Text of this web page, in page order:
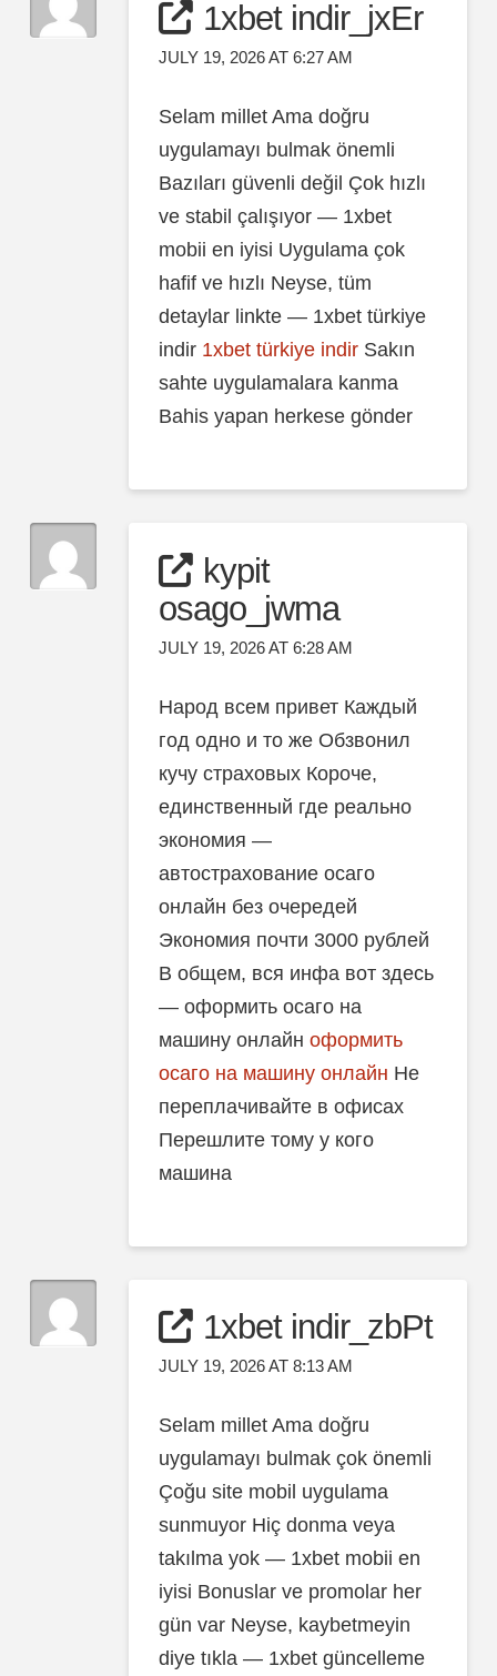
1xbet indir_jxEr
JULY 19, 2026 AT 6:27 AM
Selam millet Ama doğru
uygulamayı bulmak önemli
Bazıları güvenli değil Çok hızlı
ve stabil çalışıyor — 1xbet
mobii en iyisi Uygulama çok
hafif ve hızlı Neyse, tüm
detaylar linkte — 1xbet türkiye
indir 1xbet türkiye indir Sakın
sahte uygulamalara kanma
Bahis yapan herkese gönder
kypit
osago_jwma
JULY 19, 2026 AT 6:28 AM
Народ всем привет Каждый
год одно и то же Обзвонил
кучу страховых Короче,
единственный где реально
экономия —
автострахование осаго
онлайн без очередей
Экономия почти 3000 рублей
В общем, вся инфа вот здесь
— оформить осаго на
машину онлайноформить
осаго на машину онлайн Не
переплачивайте в офисах
Перешлите тому у кого
машина
1xbet indir_zbPt
JULY 19, 2026 AT 8:13 AM
Selam millet Ama doğru
uygulamayı bulmak çok önemli
Çoğu site mobil uygulama
sunmuyor Hiç donma veya
takılma yok — 1xbet mobii en
iyisi Bonuslar ve promolar her
gün var Neyse, kaybetmeyin
diye tıkla — 1xbet güncelleme